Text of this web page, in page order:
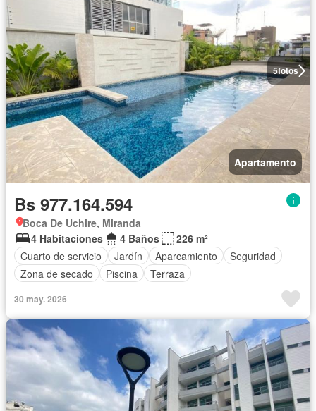
5fotos
Apartamento
Bs 977.164.594
Boca De Uchire, Miranda
4 Habitaciones
4 Baños
226 m²
Cuarto de servicio
Jardín Aparcamiento
Seguridad
Zona de secado
Piscina Terraza
30 may. 2026